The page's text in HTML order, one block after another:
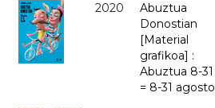
2020
Abuztua
Donostian
[Material
grafikoa] :
Abuztua 8-31
= 8-31 agosto